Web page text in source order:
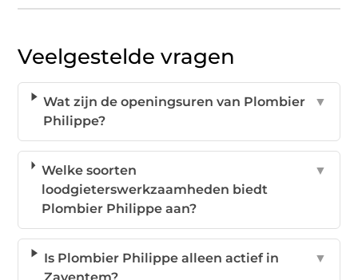
Veelgestelde vragen
Wat zijn de openingsuren van Plombier
Philippe?
▼
Welke soorten
loodgieterswerkzaamheden biedt
Plombier Philippe aan?
▼
Is Plombier Philippe alleen actief in
▼